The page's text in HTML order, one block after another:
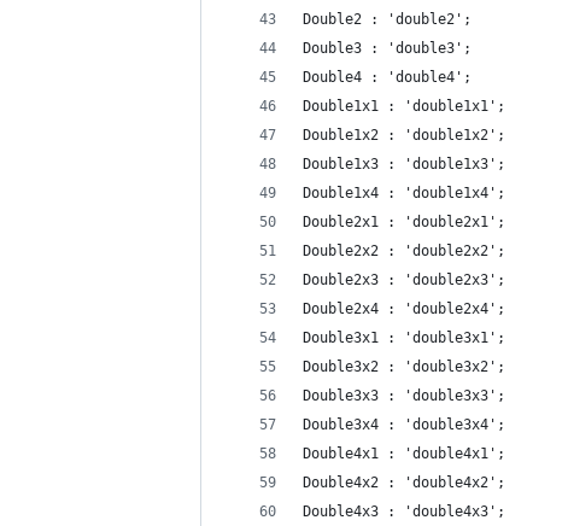
Double2 : 'double2';
Double3 : 'double3';
Double4 : 'double4';
Double1x1 : 'double1x1';
Double1x2 : 'double1x2';
Double1x3 : 'double1x3';
Double1x4 : 'double1x4';
Double2x1 : 'double2x1';
Double2x2 : 'double2x2';
Double2x3 : 'double2x3';
Double2x4 : 'double2x4';
Double3x1 : 'double3x1';
Double3x2 : 'double3x2';
Double3x3 : 'double3x3';
Double3x4 : 'double3x4';
Double4x1 : 'double4x1';
Double4x2 : 'double4x2';
Double4x3 : 'double4x3';